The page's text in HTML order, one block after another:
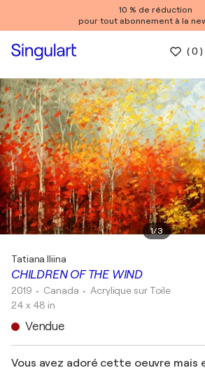
10 % de réduction
pour tout abonnement à la
(0 )
1/3
CHILDREN OF THE WIND
Tatiana Iliina
2019 • Canada •Acrylique sur Toile
24 x 48 in
Vendue
Vous avez adoré cette oeuvre mais